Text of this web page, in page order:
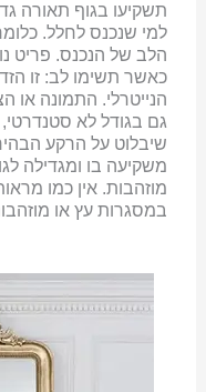
תשקיעו בגוף תאורה
למי שנכנס לחלל.
הלב של הנכנס. פריט
כאשר תשימו לב: זו
הנייטרלי. התמונה או
גם בגודל לא
שיבלוט על הרקע
משקיעה בו ומגדילה
מוזהבות. אין כמו
במסגרות עץ או